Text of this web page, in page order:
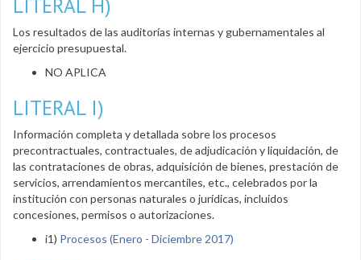
Los resultados de las auditorías internas y gubernamentales al
ejercicio presupuestal.
NO APLICA
LITERAL I)
Información completa y detallada sobre los procesos
precontractuales, contractuales, de adjudicación y liquidación, de
las contrataciones de obras, adquisición de bienes, prestación de
servicios, arrendamientos mercantiles, etc., celebrados por la
institución con personas naturales o jurídicas, incluidos
concesiones, permisos o autorizaciones.
i1) Procesos (Enero - Diciembre 2017)